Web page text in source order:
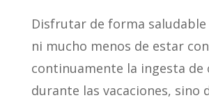
Disfrutar de forma
ni mucho menos de estar
continuamente la ingesta de
durante las vacaciones, sino